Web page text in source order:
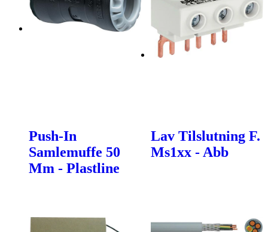
Push-In
Samlemuffe 50
Mm - Plastline
Lav Tilslutning F.
Ms1xx - Abb